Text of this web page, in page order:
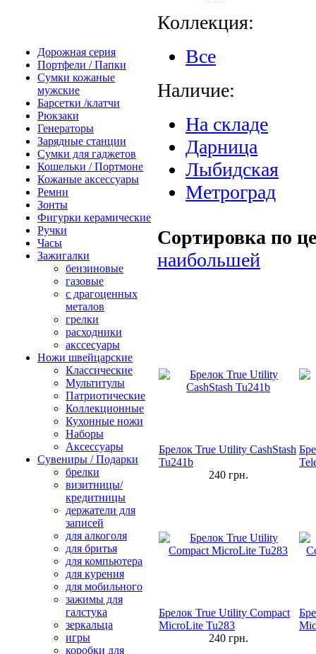
Дорожная серия
Портфели / Папки
Сумки кожаные
мужские
Барсетки /клатчи
Рюкзаки
Генераторы
Зарядные станции
Сумки для гаджетов
Кошельки / Портмоне
Кожаные аксессуары
Ремни
Зонты
Фигурки керамические
Ручки
Часы
Зажигалки
бензиновые
газовые
с драгоценных
металов
грелки
расходники
акссесуары
Ножи швейцарские
Классические
Мультитулы
Патриотические
Коллекционные
Кухонные ножи
Наборы
Аксессуары
Сувениры / Подарки
брелки
визитницы/
кредитницы
держатели для
записей
для алкоголя
для бритья
для компьютера
для курения
для мобильного
зажимы для
галстука
зеркальца
игры
коробки для
Коллекция:
Все
Наличие:
На складе
Дарница
Лыбидская
Метроград
Сортировка по
наибольшей
Брелок True Utility CashStash
Tu241b
240грн.
Брелок True Utility Compact
MicroLite Tu283
240грн.